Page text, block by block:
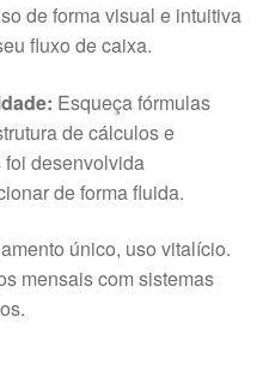
de forma visual e intuitiva
fluxo de caixa.
Esqueça fórmulas
de cálculos e
desenvolvida
de forma fluida.
único, uso vitalício.
mensais com sistemas